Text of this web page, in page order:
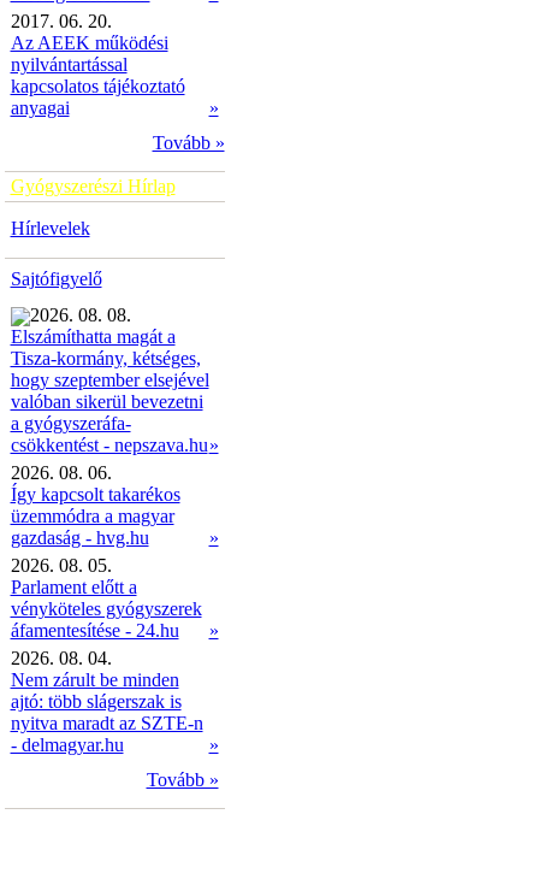
2017. 06. 20.
Az AEEK működési
nyilvántartással
kapcsolatos tájékoztató
anyagai
»
Tovább »
Gyógyszerészi Hírlap
Hírlevelek
Sajtófigyelő
2026. 08. 08.
Elszámíthatta magát a
Tisza-kormány, kétséges,
hogy szeptember elsejével
valóban sikerül bevezetni
a gyógyszeráfa-
csökkentést - nepszava.hu»
2026. 08. 06.
Így kapcsolt takarékos
üzemmódra a magyar
gazdaság - hvg.hu
»
2026. 08. 05.
Parlament előtt a
vényköteles gyógyszerek
áfamentesítése - 24.hu
»
2026. 08. 04.
Nem zárult be minden
ajtó: több slágerszak is
nyitva maradt az SZTE-n
- delmagyar.hu
»
Tovább »